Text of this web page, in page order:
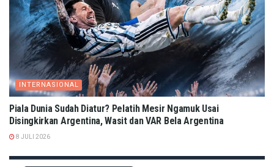
INTERNASIONAL
Piala Dunia Sudah Diatur? Pelatih Mesir Ngamuk Usai
Disingkirkan Argentina, Wasit dan VAR Bela Argentina
8 JULI 2026